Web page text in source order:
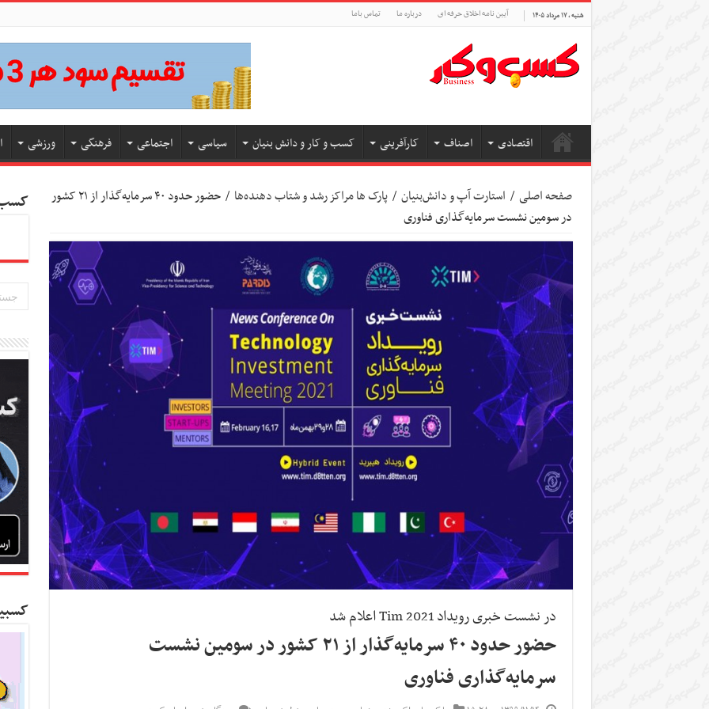
شنبه , ۱۷ مرداد ۱۴۰۵ آیین نامه اخلاق حرفه ای درباره ما تماس باما
اقتصادی اصناف کارآفرینی کسب و کار و دانش بنیان سیاسی اجتماعی فرهنگی ورزشی
صفحه اصلی / استارت آپ‌ و دانش‌بنیان‌ / پارک ها مراکز رشد و شتاب‌ دهنده‌ها /
حضور حدود ۴۰ سرمایه‌گذار از ۲۱ کشور
در سومین نشست سرمایه‌گذاری فناوری
در نشست خبری رویداد Tim 2021 اعلام شد
حضور حدود ۴۰ سرمایه‌گذار از ۲۱ کشور در سومین نشست
سرمایه‌گذاری فناوری
کسب